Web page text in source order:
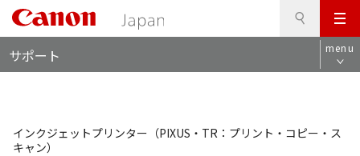
メ
ニ
ュ
サポート menu
インクジェットプリンター（PIXUS・TR：プリント・コピー・ス
キャン）